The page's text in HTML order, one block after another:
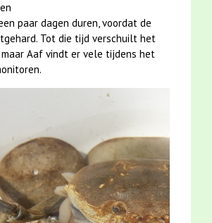
paar dagen duren, voordat de
Tot die tijd verschuilt het
maar Aaf vindt er vele tijdens het